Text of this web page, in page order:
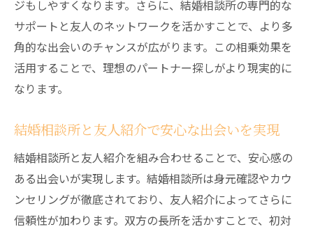
ジもしやすくなります。さらに、結婚相談所の専門的な
サポートと友人のネットワークを活かすことで、より多
角的な出会いのチャンスが広がります。この相乗効果を
活用することで、理想のパートナー探しがより現実的に
なります。
結婚相談所と友人紹介で安心な出会いを実現
結婚相談所と友人紹介を組み合わせることで、安心感の
ある出会いが実現します。結婚相談所は身元確認やカウ
ンセリングが徹底されており、友人紹介によってさらに
信頼性が加わります。双方の長所を活かすことで、初対